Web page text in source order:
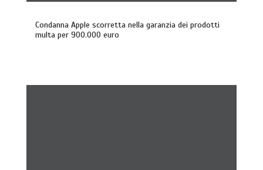
Condanna Apple scorretta nella garanzia dei prodotti
multa per 900.000 euro